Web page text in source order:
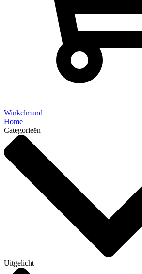
Winkelmand
Home
Categorieën
Uitgelicht